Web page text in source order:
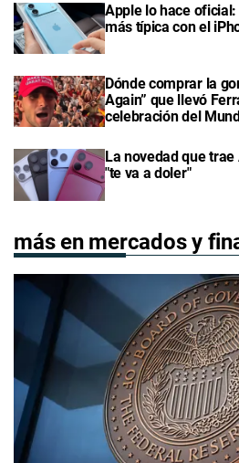
Apple lo hace
más típica con el
Dónde comprar la
Again” que llevó
celebración del
La novedad que
"te va a doler"
más en mercados y